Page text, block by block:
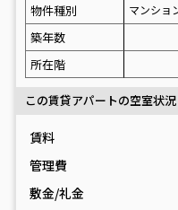
物件種別
マンショ
築年数
所在階
この賃貸アパートの空室状況
賃料
管理費
敷金/礼金